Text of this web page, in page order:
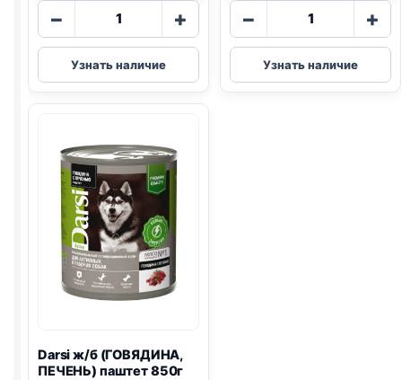
−
Количество
Darsi
(ЧУВСТВ
ПИЩ.,
ТЫКВА)
85г
+
Узнать наличие
−
Количество
Darling
(ГОВЯДИНА)
75г
+
Узнать наличие
Darsi ж/б (ГОВЯДИНА,
ПЕЧЕНЬ) паштет 850г